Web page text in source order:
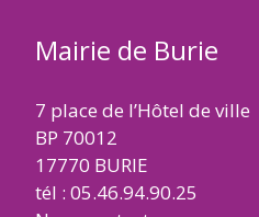
Mairie de Burie
7 place de l’Hôtel de ville
BP 70012
17770 BURIE
tél : 05.46.94.90.25